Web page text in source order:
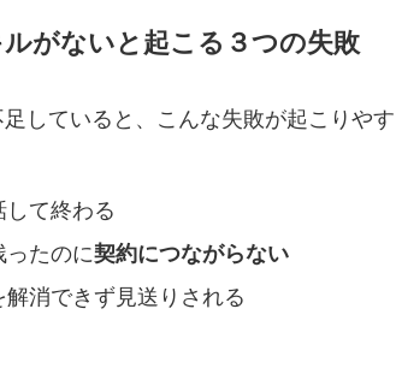
がないと起こる３つの失敗
していると、こんな失敗が起こりやす
して終わる
ったのに契約につながらない
消できず見送りされる